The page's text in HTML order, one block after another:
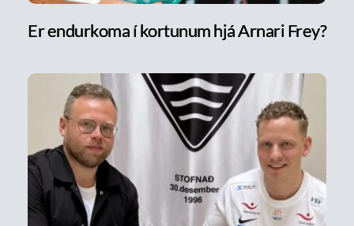
Er endurkoma í kortunum hjá Arnari Frey?